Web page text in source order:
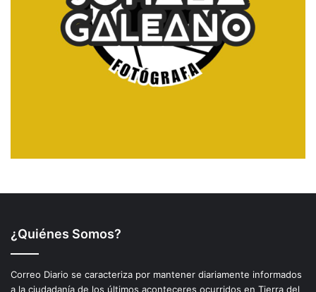
¿Quiénes Somos?
Correo Diario se caracteriza por mantener diariamente informados
a la ciudadanía de los últimos aconteceres ocurridos en Tierra del